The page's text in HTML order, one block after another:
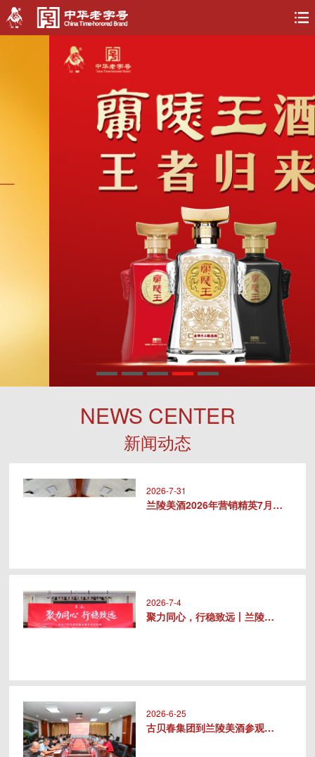
NEWS CENTER
新闻动态
2026-7-31
兰陵美酒2026年营销精英7月专..
2026-7-4
聚力同心，行稳致远丨兰陵美酒20..
2026-6-25
古贝春集团到兰陵美酒参观交流